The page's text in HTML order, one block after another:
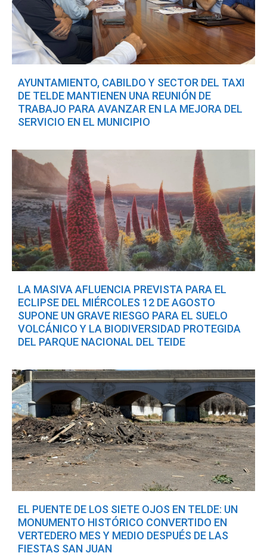
AYUNTAMIENTO, CABILDO Y SECTOR DEL TAXI
DE TELDE MANTIENEN UNA REUNIÓN DE
TRABAJO PARA AVANZAR EN LA MEJORA DEL
SERVICIO EN EL MUNICIPIO
LA MASIVA AFLUENCIA PREVISTA PARA EL
ECLIPSE DEL MIÉRCOLES 12 DE AGOSTO
SUPONE UN GRAVE RIESGO PARA EL SUELO
VOLCÁNICO Y LA BIODIVERSIDAD PROTEGIDA
DEL PARQUE NACIONAL DEL TEIDE
EL PUENTE DE LOS SIETE OJOS EN TELDE: UN
MONUMENTO HISTÓRICO CONVERTIDO EN
VERTEDERO MES Y MEDIO DESPUÉS DE LAS
FIESTAS SAN JUAN